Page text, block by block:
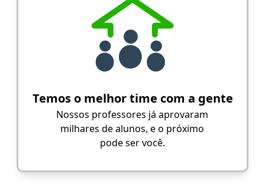
Temos o melhor time com a gente
Nossos professores já aprovaram
milhares de alunos, e o próximo
pode ser você.